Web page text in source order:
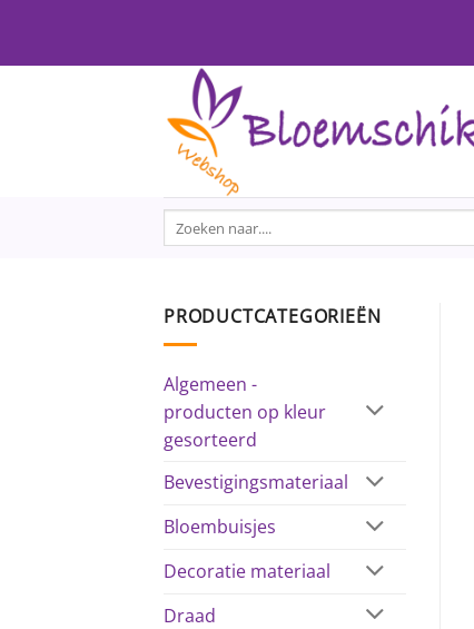
inhoud
Zoeken
naar:
PRODUCTCATEGORIEËN
Algemeen -
producten op kleur
gesorteerd
Bevestigingsmateriaal
Bloembuisjes
Decoratie materiaal
Draad